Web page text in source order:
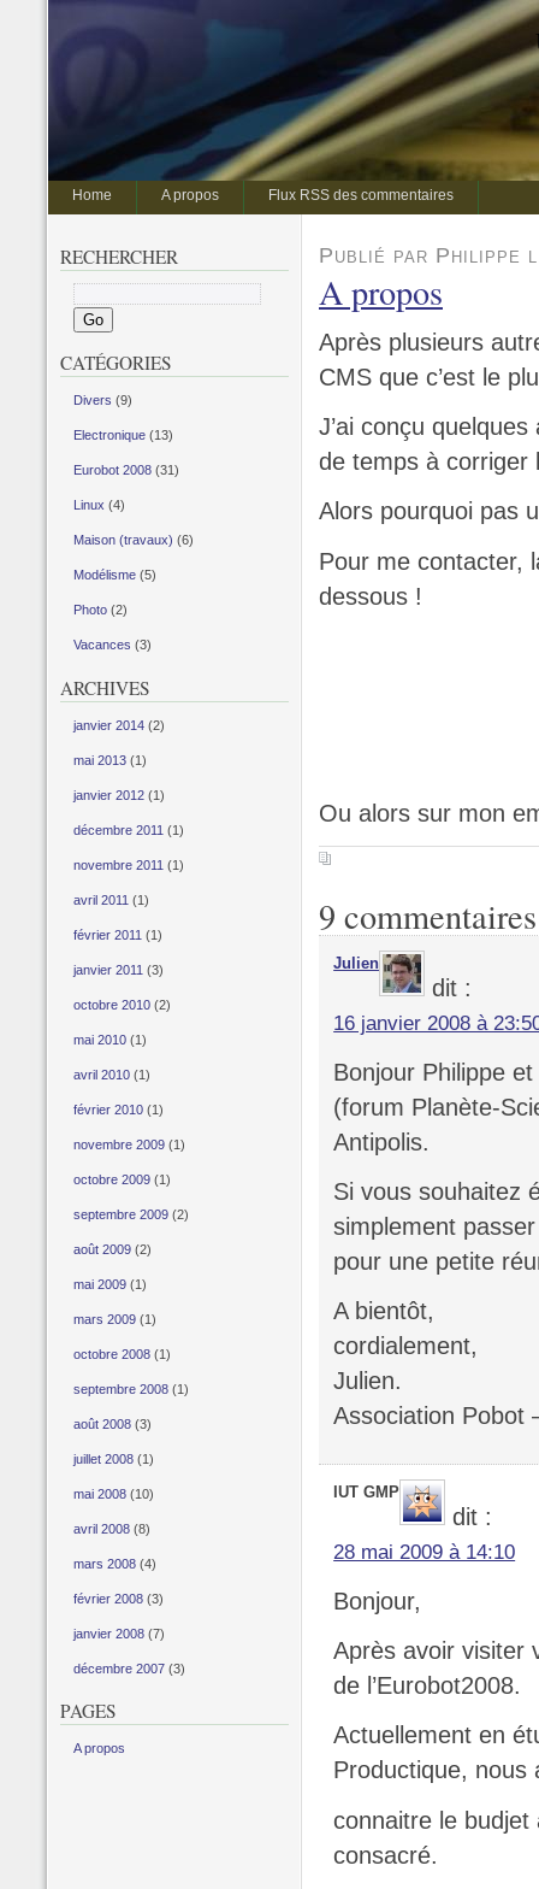
Home A propos Flux RSS des commentaires
Publié par Philippe
A propos
Après plusieurs
CMS que c’est le
J’ai conçu
de temps à corriger
Alors pourquoi pas
Pour me contacter,
dessous !
Ou alors sur mon
9
Julien
dit :
16 janvier 2008 à
Bonjour Philippe
(forum Planète-
Antipolis.
Si vous souhaitez
simplement
pour une petite
A bientôt,
cordialement,
Julien.
Association Pobot
IUT GMP
dit :
28 mai 2009 à 14:10
Bonjour,
Après avoir visiter
de l’Eurobot2008.
Actuellement en
Productique, nous
connaitre le
consacré.
RECHERCHER
CATÉGORIES
Divers (9)
Electronique(13)
Eurobot 2008(31)
Linux (4)
Maison (travaux) (6)
Modélisme(5)
Photo(2)
Vacances (3)
ARCHIVES
janvier 2014(2)
mai 2013(1)
janvier 2012(1)
décembre 2011 (1)
novembre 2011 (1)
avril 2011 (1)
février 2011 (1)
janvier 2011 (3)
octobre 2010(2)
mai 2010(1)
avril 2010(1)
février 2010(1)
novembre 2009(1)
octobre 2009(1)
septembre 2009(2)
août 2009(2)
mai 2009(1)
mars 2009(1)
octobre 2008(1)
septembre 2008(1)
août 2008(3)
juillet 2008(1)
mai 2008(10)
avril 2008(8)
mars 2008(4)
février 2008(3)
janvier 2008(7)
décembre 2007(3)
PAGES
A propos